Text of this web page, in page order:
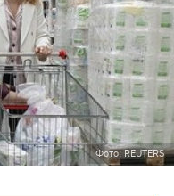
Фото: REUTERS